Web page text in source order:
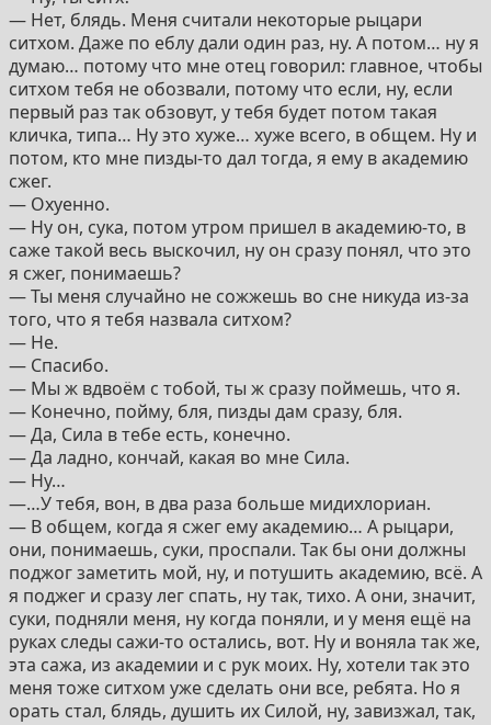
— Нет, блядь. Меня считали некоторые рыцари
ситхом. Даже по еблу дали один раз, ну. А потом… ну я
думаю… потому что мне отец говорил: главное, чтобы
ситхом тебя не обозвали, потому что если, ну, если
первый раз так обзовут, у тебя будет потом такая
кличка, типа… Ну это хуже… хуже всего, в общем. Ну и
потом, кто мне пизды-то дал тогда, я ему в академию
сжег.
— Охуенно.
— Ну он, сука, потом утром пришел в академию-то, в
саже такой весь выскочил, ну он сразу понял, что это
я сжег, понимаешь?
— Ты меня случайно не сожжешь во сне никуда из-за
того, что я тебя назвала ситхом?
— Не.
— Спасибо.
— Мы ж вдвоём с тобой, ты ж сразу поймешь, что я.
— Конечно, пойму, бля, пизды дам сразу, бля.
— Да, Сила в тебе есть, конечно.
— Да ладно, кончай, какая во мне Сила.
— Ну…
—…У тебя, вон, в два раза больше мидихлориан.
— В общем, когда я сжег ему академию… А рыцари,
они, понимаешь, суки, проспали. Так бы они должны
поджог заметить мой, ну, и потушить академию, всё. А
я поджег и сразу лег спать, ну так, тихо. А они, значит,
суки, подняли меня, ну когда поняли, и у меня ещё на
руках следы сажи-то остались, вот. Ну и воняла так же,
эта сажа, из академии и с рук моих. Ну, хотели так это
меня тоже ситхом уже сделать они все, ребята. Но я
орать стал, блядь, душить их Силой, ну, завизжал, так,